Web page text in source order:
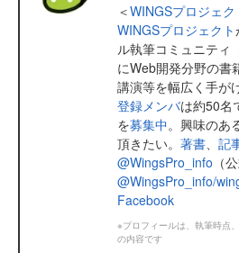
＜WINGSプロジェク
WINGSプロジェクト
ル執筆コミュニティ
にWeb開発分野の書
講演等を幅広く手が
登録メンバは約50名
を募集中。興味のあ
頂きたい。 著書 記
@WingsPro_info （
@WingsPro_info/
Facebook
※プロフィールは、執筆時点
の内容です